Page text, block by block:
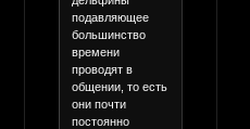
подавляющее
большинство
времени
проводят в
общении, то есть
они почти
постоянно